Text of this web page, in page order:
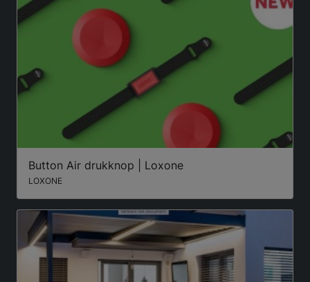
Button Air drukknop | Loxone
LOXONE